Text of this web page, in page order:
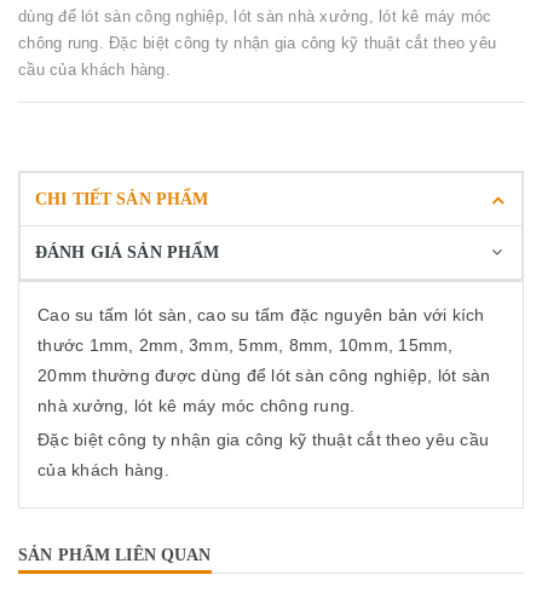
dùng để lót sàn công nghiệp, lót sàn nhà xưởng, lót kê máy móc
chông rung. Đặc biệt công ty nhận gia công kỹ thuật cắt theo yêu
cầu của khách hàng.
CHI TIẾT SẢN PHẨM
ĐÁNH GIÁ SẢN PHẨM
Cao su tấm lót sàn, cao su tấm đặc nguyên bản với kích
thước 1mm, 2mm, 3mm, 5mm, 8mm, 10mm, 15mm,
20mm thường được dùng để lót sàn công nghiệp, lót sàn
nhà xưởng, lót kê máy móc chông rung.
Đặc biệt công ty nhận gia công kỹ thuật cắt theo yêu cầu
của khách hàng.
SẢN PHẨM LIÊN QUAN